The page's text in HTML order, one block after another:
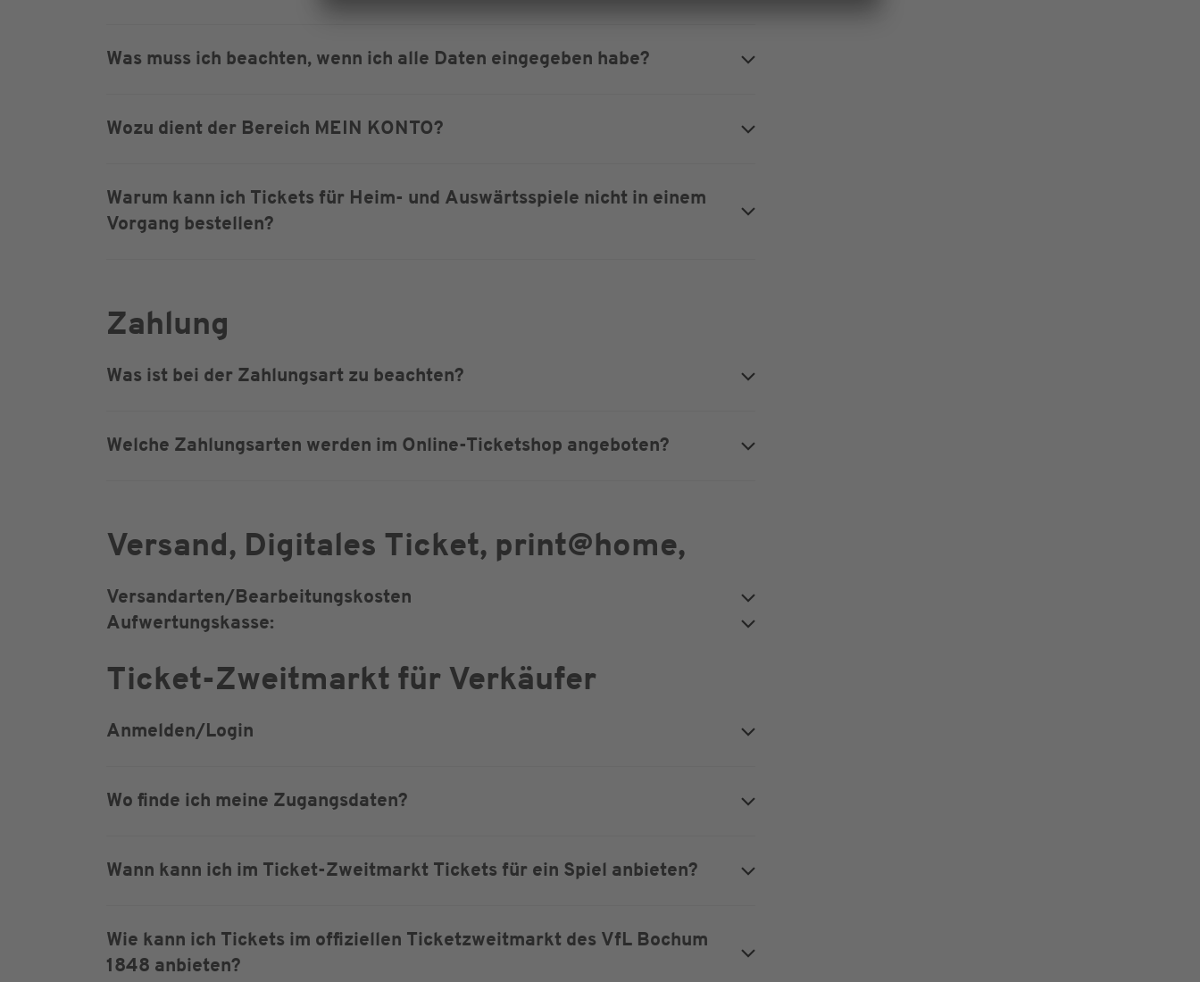
Was muss ich beachten, wenn ich alle Daten eingegeben habe?
Wozu dient der Bereich MEIN KONTO?
Warum kann ich Tickets für Heim- und Auswärtsspiele nicht in einem
Vorgang bestellen?
Zahlung
Was ist bei der Zahlungsart zu beachten?
Welche Zahlungsarten werden im Online-Ticketshop angeboten?
Versand, Digitales Ticket, print@home,
Versandarten/Bearbeitungskosten
Aufwertungskasse:
Ticket-Zweitmarkt für Verkäufer
Anmelden/Login
Wo finde ich meine Zugangsdaten?
Wann kann ich im Ticket-Zweitmarkt Tickets für ein Spiel anbieten?
Wie kann ich Tickets im offiziellen Ticketzweitmarkt des VfL Bochum
1848 anbieten?